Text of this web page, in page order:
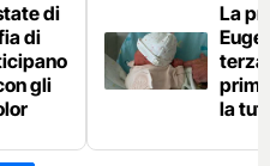
di
di
gli
La
terza
la